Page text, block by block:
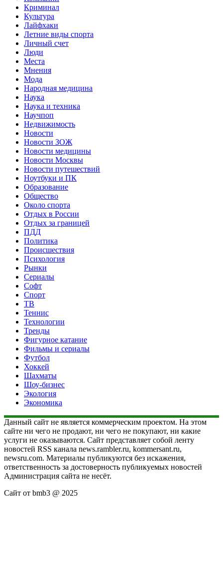
Криминал
Культура
Лайфхаки
Летние виды спорта
Личный счет
Люди
Места
Мнения
Мода
Народная медицина
Наука
Наука и техника
Научпоп
Недвижимость
Новости
Новости ЗОЖ
Новости медицины
Новости Москвы
Новости путешествий
Ноутбуки и ПК
Образование
Общество
Около спорта
Отдых в России
Отдых за границей
ПДД
Политика
Происшествия
Психология
Рынки
Сериалы
Софт
Спорт
ТВ
Теннис
Технологии
Тренды
Фигурное катание
Фильмы и сериалы
Футбол
Хоккей
Шахматы
Шоу-бизнес
Экология
Экономика
Данный сайт не является коммерческим проектом. На этом
сайте ни чего не продают, ни чего не покупают, ни какие
услуги не оказываются. Сайт представляет собой ленту
новостей RSS канала news.rambler.ru, kommersant.ru,
newsru.com. Материалы публикуются без искажения,
ответственность за достоверность публикуемых новостей
Администрация сайта не несёт.
Сайт от bmb3 @ 2025